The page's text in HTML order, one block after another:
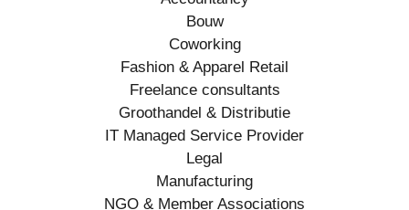
Bouw
Coworking
Fashion & Apparel Retail
Freelance consultants
Groothandel & Distributie
IT Managed Service Provider
Legal
Manufacturing
NGO & Member Associations